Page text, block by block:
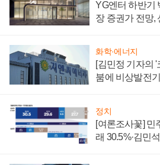
YG엔터 하반기
장 증권가 전망,
화학·에너지
[김민정 기자의 '
붐에 비상발전
정치
[여론조사꽃] 민
래 30.5%·김민